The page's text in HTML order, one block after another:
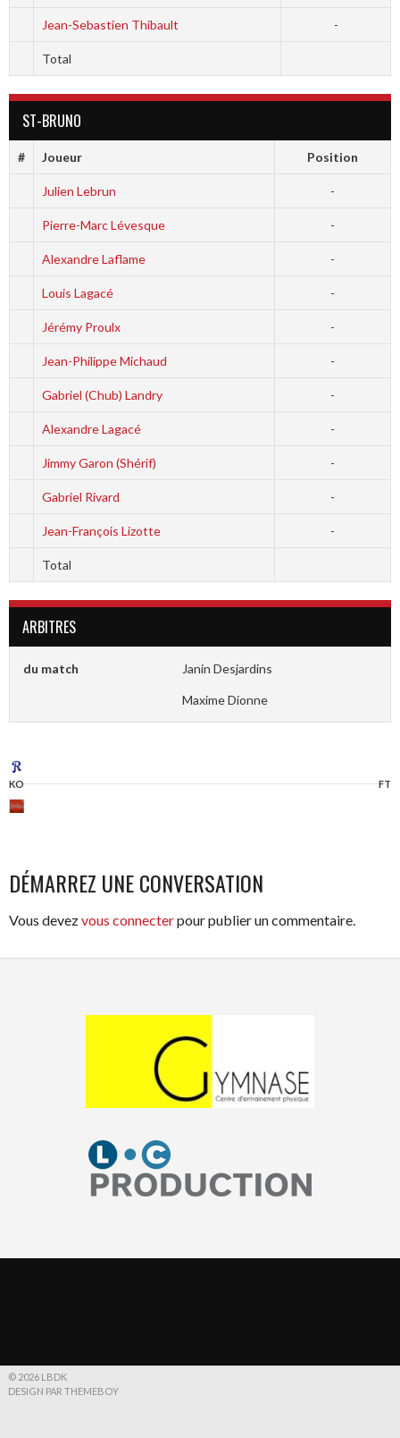
Jean-Sebastien Thibault -
Total
ST-BRUNO
# Joueur Position
Julien Lebrun -
Pierre-Marc Lévesque -
Alexandre Laflame -
Louis Lagacé -
Jérémy Proulx -
Jean-Philippe Michaud -
Gabriel (Chub) Landry -
Alexandre Lagacé -
Jimmy Garon (Shérif) -
Gabriel Rivard -
Jean-François Lizotte -
Total
ARBITRES
du match Janin Desjardins
Maxime Dionne
KO FT
DÉMARREZ UNE CONVERSATION
Vous devezvous connecterpour publier un commentaire.
© 2026 LBDK
DESIGN PAR THEMEBOY